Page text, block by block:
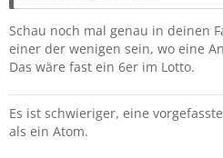
Schau noch mal genau in deinen
einer der wenigen sein, wo eine
Das wäre fast ein 6er im Lotto.
Es ist schwieriger, eine
als ein Atom.